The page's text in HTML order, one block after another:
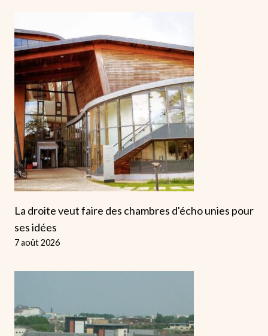
La droite veut faire des chambres d'écho unies pour
ses idées
7 août 2026